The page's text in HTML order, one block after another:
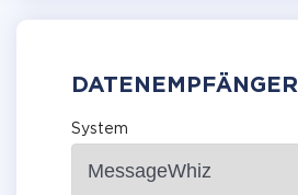
DATENEMPFÄNGER
System